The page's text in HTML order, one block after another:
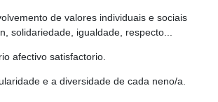
de valores individuais e sociais
solidariedade, igualdade, respecto...
afectivo satisfactorio.
e a diversidade de cada neno/a.